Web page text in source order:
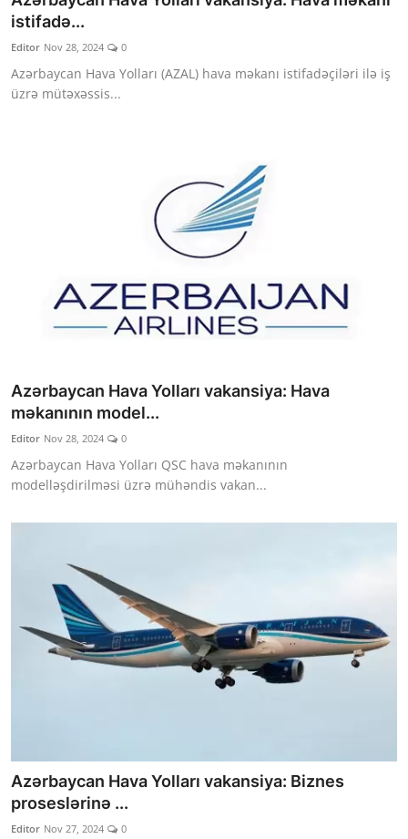
istifadə...
Editor Nov 28, 2024 0
Azərbaycan Hava Yolları (AZAL) hava məkanı istifadəçiləri ilə iş
üzrə mütəxəssis...
Azərbaycan Hava Yolları vakansiya: Hava
məkanının model...
Editor Nov 28, 2024 0
Azərbaycan Hava Yolları QSC hava məkanının
modelləşdirilməsi üzrə mühəndis vakan...
Azərbaycan Hava Yolları vakansiya: Biznes
proseslərinə ...
Editor Nov 27, 2024 0